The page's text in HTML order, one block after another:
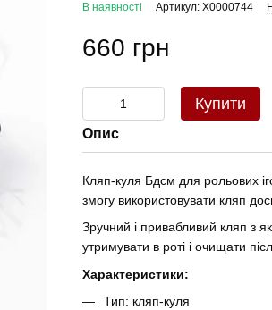
В наявності Артикул: X0000744
660 грн
Купити
Опис
Кляп-куля Бдсм для рольових
змогу використовувати кляп
Зручний і привабливий кляп з
утримувати в роті і очищати
Характеристики:
Тип: кляп-куля